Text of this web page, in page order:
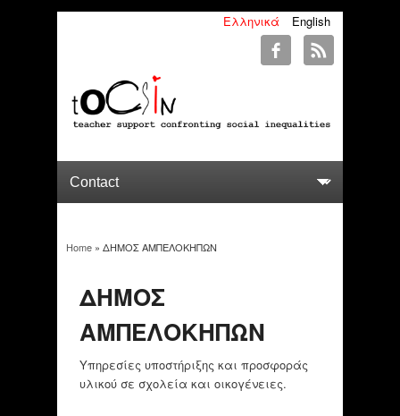
English
Ελληνικά
You are here
Home» ΔΗΜΟΣ ΑΜΠΕΛΟΚΗΠΩΝ
ΔΗΜΟΣ
ΑΜΠΕΛΟΚΗΠΩΝ
Υπηρεσίες υποστήριξης και προσφοράς
υλικού σε σχολεία και οικογένειες.